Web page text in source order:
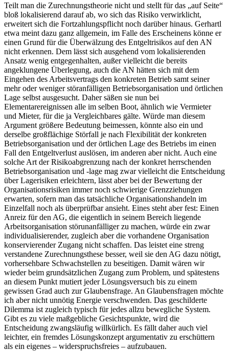
Teilt man die Zurechnungstheorie nicht und stellt für das „auf Seite“
bloß lokalisierend darauf ab, wo sich das Risiko verwirklicht,
erweitert sich die Fortzahlungspflicht noch darüber hinaus. Gerhartl
etwa meint dazu ganz allgemein, im Falle des Erscheinens könne er
einen Grund für die Überwälzung des Entgeltrisikos auf den AN
nicht erkennen. Dem lässt sich ausgehend vom lokalisierenden
Ansatz wenig entgegenhalten, außervielleicht die bereits
angeklungene Überlegung, auch die AN hätten sich mit dem
Eingehen des Arbeitsvertrags den konkreten Betrieb samt seiner
mehr oder weniger störanfälligen Betriebsorganisation und örtlichen
Lage selbst ausgesucht. Daher säßen sie nun bei
Elementarereignissen alle im selben Boot, ähnlich wie Vermieter
und Mieter, für die ja Vergleichbares gälte. Würde man diesem
Argument größere Bedeutung beimessen, könnte also ein und
derselbe großflächige Störfall je nach Flexibilität der konkreten
Betriebsorganisation und derörtlichen Lage des Betriebs im einen
Fall den Entgeltverlust auslösen, im anderen aber nicht. Auch eine
solche Art der Risikoabgrenzung nach der konkret herrschenden
Betriebsorganisation und -lage mag zwar vielleicht die Entscheidung
überLagerisiken erleichtern, lässt aber bei der Bewertung der
Organisationsrisiken immer noch schwierige Grenzziehungen
erwarten, sofern man das tatsächliche Organisationshandeln im
Einzelfall noch als überprüfbaransieht. Eines steht aber fest: Einen
Anreiz für den AG, die eigentlich in seinem Bereich liegende
Arbeitsorganisation störunanfälligerzu machen, würde ein zwar
individualisierender, zugleich aber die vorhandene Organisation
konservierender Zugang nicht schaffen. Das leistet eine streng
verstandene Zurechnungsthese besser, weil sie den AG dazu nötigt,
vorhersehbare Schwachstellen zu beseitigen. Damit wären wir
wieder beim grundsätzlichen Zugang zum Problem, und spätestens
an diesem Punkt mutiert jeder Lösungsversuch bis zu einem
gewissen Grad auch zur Glaubensfrage. An Glaubensfragen möchte
ich aber nicht unnötig Energie verschwenden. Das geschilderte
Dilemma ist zugleich typisch für jedes allzu bewegliche System.
Gibt es zu viele maßgebliche Gesichtspunkte, wird die
Entscheidung zwangsläufig willkürlich. Es fällt daher auch viel
leichter, ein fremdes Lösungskonzept argumentativ zu erschüttern
als ein eigenes – widerspruchsfreies – aufzubauen.